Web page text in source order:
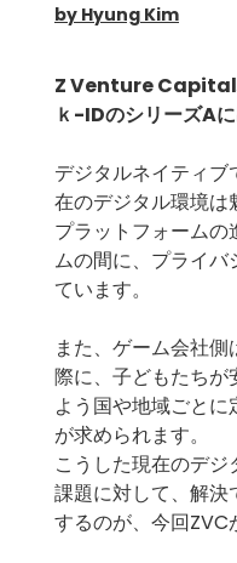
by Hyung Kim
Z Venture Capital
ｋ-IDのシリーズAに
デジタルネイティ
在のデジタル環境
プラットフォーム
ムの間に、プライバ
ています。
また、ゲーム会社
際に、子どもたちが
よう国や地域ごと
が求められます。
こうした現在のデ
課題に対して、解
するのが、今回ZVC